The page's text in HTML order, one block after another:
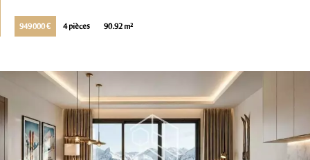
949 000 € 4 pièces 90.92 m²